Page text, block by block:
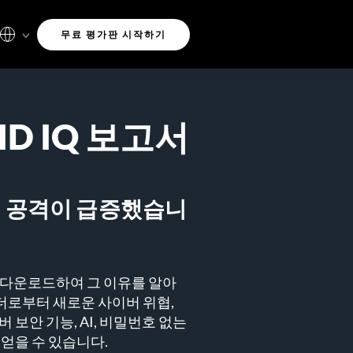
무료 평가판 시작하기
IQ 보고서
격이 급증했습니
운로드하여 그 이유를 알아
로부터 새로운 사이버 위협,
보안 기능, AI, 비밀번호 없는
을 수 있습니다.